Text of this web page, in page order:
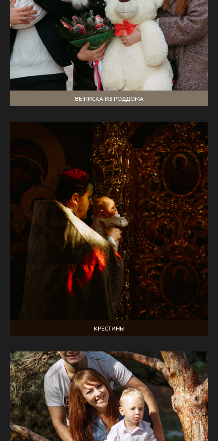
ВЫПИСКА ИЗ РОДДОМА
КРЕСТИНЫ